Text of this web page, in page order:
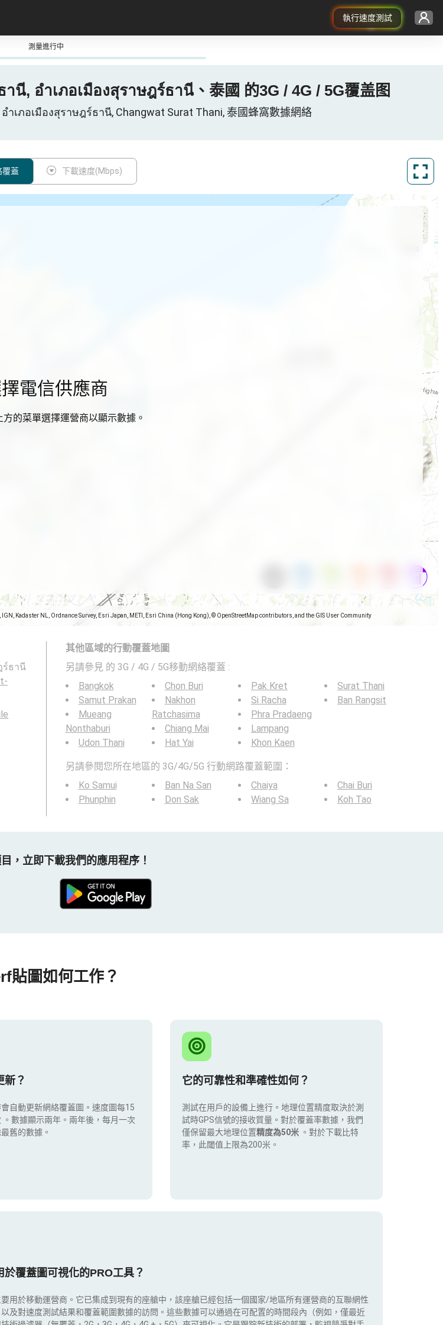
執行速度測試
測量進行中
, อำเภอเมืองสุราษฎร์ธานี、泰國 的3G / 4G / 5G覆盖图
เภอเมืองสุราษฎร์ธานี, Changwat Surat Thani, 泰國蜂窩數據網絡
覆蓋 下載速度(Mbps)
Kadaster NL, Ordnance Survey, Esri Japan, METI, Esri China (Hong Kong), © OpenStreetMap contributors, and the GIS User Community
電信供應商
的菜單選擇運營商以顯示數據。
ร์ธานี
其他區域的行動覆蓋地圖
另請參見 的 3G / 4G / 5G移動網絡覆蓋 :
Bangkok
Samut Prakan
Mueang
Nonthaburi
Udon Thani
Chon Buri
Nakhon
Ratchasima
Chiang Mai
Hat Yai
Pak Kret
Si Racha
Phra Pradaeng
Lampang
Khon Kaen
Surat Thani
Ban Rangsit
另請參閱您所在地區的 3G/4G/5G 行動網路覆蓋範圍：
Ko Samui
Phunphin
Ban Na San
Don Sak
Chaiya
Wiang Sa
Chai Buri
Koh Tao
，立即下載我們的應用程序！
貼圖如何工作？
新？
自動更新網絡覆蓋圖。速度圖每15
。數據顯示兩年。兩年後，每月一次
舊的數據。
它的可靠性和準確性如何？
測試在用戶的設備上進行。地理位置精度取決於測
試時GPS信號的接收質量。對於覆蓋率數據，我們
僅保留最大地理位置精度為50米 。對於下載比特
率，此閾值上限為200米。
於覆蓋圖可視化的PRO工具？
用於移動運營商。它已集成到現有的座艙中，該座艙已經包括一個國家/地區所有運營商的互聯網性
及對速度測試結果和覆蓋範圍數據的訪問。這些數據可以通過在可配置的時間段內（例如，僅最近